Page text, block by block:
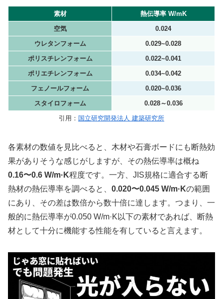
素材
熱伝導率 W/mK
空気
0.024
ウレタンフォーム
0.029~0.028
ポリスチレンフォーム
0.022~0.041
ポリエチレンフォーム
0.034~0.042
フェノールフォーム
0.020~0.036
スタイロフォーム
0.028～0.036
引用： 国立研究開発法人 建築研究所
各素材の数値を見比べると、木材や石膏ボードにも断熱効
果がありそうな感じがしますが、その熱伝導率は概ね
0.16〜0.6 W/m·K程度です。一方、JIS規格に適合する断
熱材の熱伝導率を調べると、 0.020〜0.045 W/m·Kの範囲
にあり、その差は数倍から数十倍に達します。つまり、一
般的に熱伝導率が0.050 W/m·K以下の素材であれば、断熱
材として十分に機能する性能を有していると言えます。